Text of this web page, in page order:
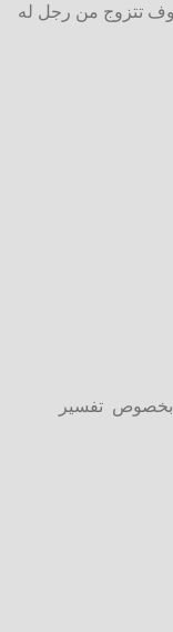
سوف تتزوج من رجل له
بخصوص تفسير